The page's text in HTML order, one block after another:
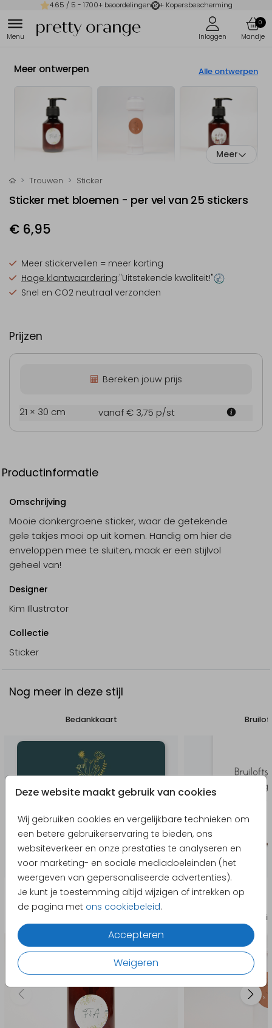
4.65 / 5 - 1700+ beoordelingen + Kopersbescherming
0
Deze website maakt gebruik van cookies
Wij gebruiken cookies en vergelijkbare technieken om
een betere gebruikerservaring te bieden, ons
websiteverkeer en onze prestaties te analyseren en
voor marketing- en sociale mediadoeleinden (het
weergeven van gepersonaliseerde advertenties).
Je kunt je toestemming altijd wijzigen of intrekken op
de pagina met ons cookiebeleid.
Accepteren
Weigeren
Meer ontwerpen Alle ontwerpen
Meer
Trouwen Sticker
Sticker met bloemen - per vel van 25 stickers
€ 6,95
Meer stickervellen = meer korting
Hoge klantwaardering:"Uitstekende kwaliteit!"
Snel en CO2 neutraal verzonden
Prijzen
Bereken jouw prijs
21 × 30 cm vanaf € 3,75 p/st
Productinformatie
Omschrijving
Mooie donkergroene sticker, waar de getekende
gele takjes mooi op uit komen. Handig om hier de
enveloppen mee te sluiten, maak er een stijlvol
geheel van!
Designer
Kim Illustrator
Collectie
Sticker
Nog meer in deze stijl
Bedankkaart
Producten die hierop lijken